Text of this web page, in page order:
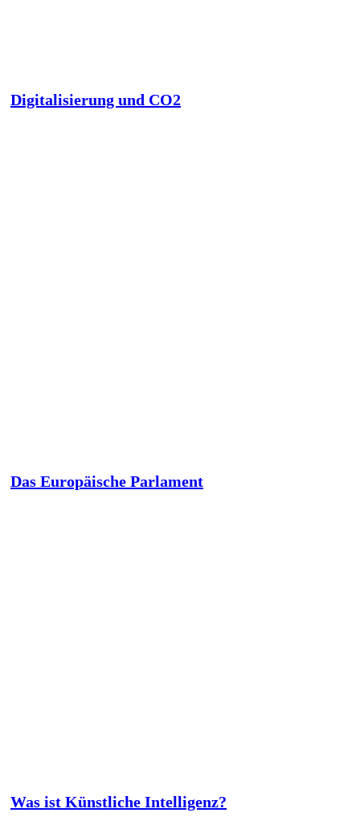
Digitalisierung und CO2
Das Europäische Parlament
Was ist Künstliche Intelligenz?